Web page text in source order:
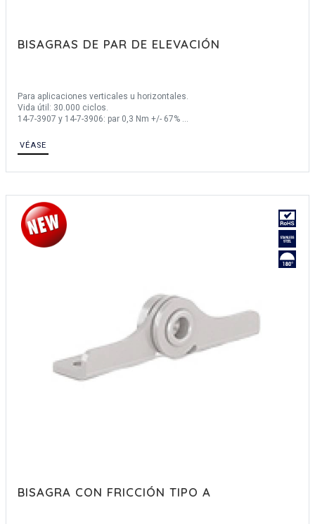
BISAGRAS DE PAR DE ELEVACIÓN
Para aplicaciones verticales u horizontales.
Vida útil: 30.000 ciclos.
14-7-3907 y 14-7-3906: par 0,3 Nm +/- 67%
Producido principalmente en inox, para descripción completa de los
materiales consúltenos.
VÉASE
BISAGRA CON FRICCIÓN TIPO A